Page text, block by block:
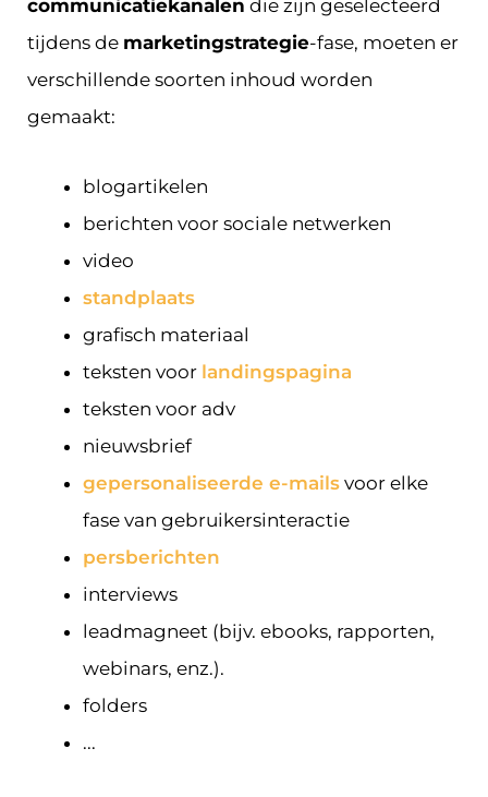
communicatiekanalen die zijn geselecteerd
tijdens de marketingstrategie-fase, moeten er
verschillende soorten inhoud worden
gemaakt:
blogartikelen
berichten voor sociale netwerken
video
standplaats
grafisch materiaal
teksten voor landingspagina
teksten voor adv
nieuwsbrief
gepersonaliseerde e-mails voor elke
fase van gebruikersinteractie
persberichten
interviews
leadmagneet (bijv. ebooks, rapporten,
webinars, enz.).
folders
...